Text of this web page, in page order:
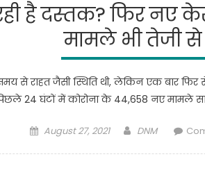
है दस्तक? फिर नए
मामले भी तेजी
से राहत जैसी स्थिति थी, लेकिन एक बार
24 घंटों में कोरोना के 44,658 नए मामले
Posted
August 27, 2021 Author
DNM